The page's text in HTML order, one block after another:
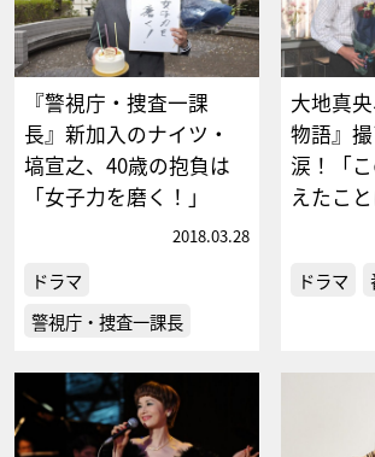
『警視庁・捜査一課
長』新加入のナイツ・
塙宣之、40歳の抱負は
「女子力を磨く！」
2018.03.28
ドラマ
警視庁・捜査一課長
大地真
物語』
涙！「
えたこと
ドラマ